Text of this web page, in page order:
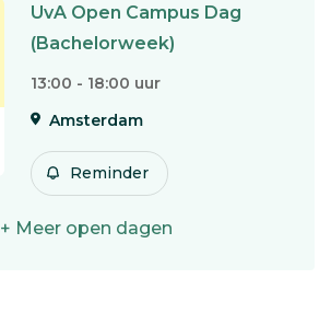
UvA Open Campus Dag
(Bachelorweek)
13:00 - 18:00 uur
Amsterdam
Reminder
+ Meer open dagen